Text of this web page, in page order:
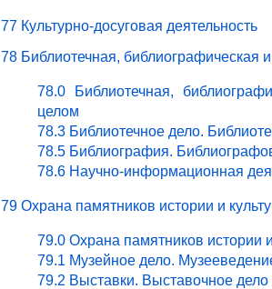
77 Культурно-досуговая деятельность
78 Библиотечная, библиографическая
78.0 Библиотечная,
целом
78.3 Библиотечное дело.
78.5 Библиография.
78.6 Научно-информационная
79 Охрана памятников истории и
79.0 Охрана памятников истории
79.1 Музейное дело.
79.2 Выставки. Выставочное дело